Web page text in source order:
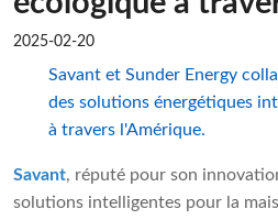
2025-02-20
Savant et Sunder Energy
des solutions énergétiques
à travers l'Amérique.
Savant, réputé pour son
solutions intelligentes pour la